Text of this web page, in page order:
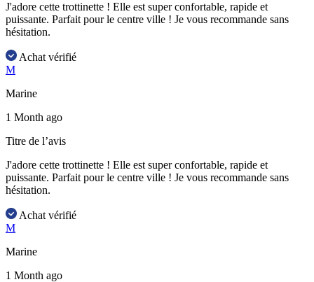
J'adore cette trottinette ! Elle est super confortable, rapide et
puissante. Parfait pour le centre ville ! Je vous recommande sans
hésitation.
Achat vérifié
M
Marine
1 Month ago
Titre de l’avis
J'adore cette trottinette ! Elle est super confortable, rapide et
puissante. Parfait pour le centre ville ! Je vous recommande sans
hésitation.
Achat vérifié
M
Marine
1 Month ago